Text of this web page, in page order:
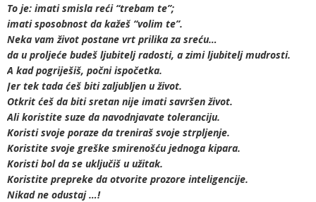
To je: imati smisla reći “trebam te”;
imati sposobnost da kažeš “volim te”.
Neka vam život postane vrt prilika za sreću…
da u proljeće budeš ljubitelj radosti, a zimi ljubitelj mudrosti.
A kad pogriješiš, počni ispočetka.
Jer tek tada ćeš biti zaljubljen u život.
Otkrit ćeš da biti sretan nije imati savršen život.
Ali koristite suze da navodnjavate toleranciju.
Koristi svoje poraze da treniraš svoje strpljenje.
Koristite svoje greške smirenošću jednoga kipara.
Koristi bol da se uključiš u užitak.
Koristite prepreke da otvorite prozore inteligencije.
Nikad ne odustaj …!